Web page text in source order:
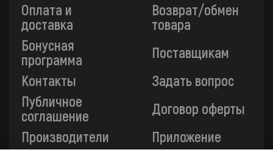
Оплата и
доставка
Возврат/обмен
товара
Бонусная
программа
Поставщикам
Контакты
Задать вопрос
Публичное
соглашение
Договор оферты
Производители
Приложение